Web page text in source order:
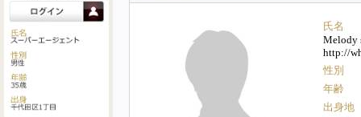
氏名
Melody
http://
性別
年齢
出身地